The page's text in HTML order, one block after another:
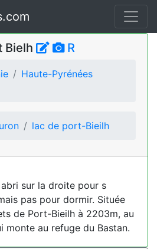
Bielh R
Haute-Pyrénées
lac de port-Bieilh
sur la droite pour s
pas pour dormir. Située
de Port-Bieilh à 2203m, au
monte au refuge du Bastan.